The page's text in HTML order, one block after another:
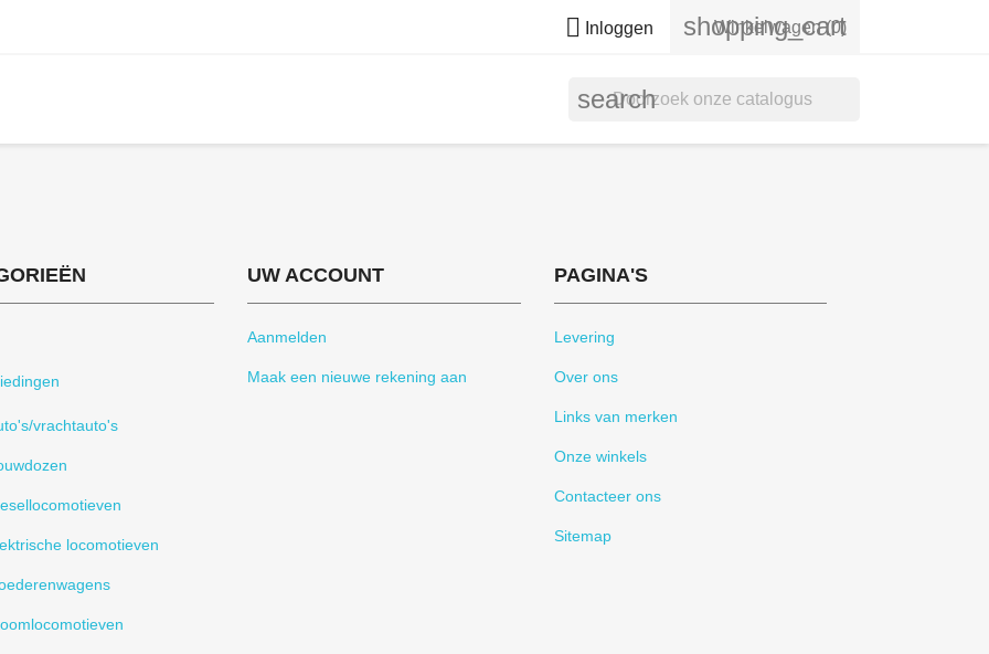
 Inloggen shopping_cart
Winkelwagen (0)
search
vrachtauto's
locomotieven
UW ACCOUNT
Aanmelden
Maak een nieuwe rekening aan
PAGINA'S
Levering
Over ons
Links van merken
Onze winkels
Contacteer ons
Sitemap